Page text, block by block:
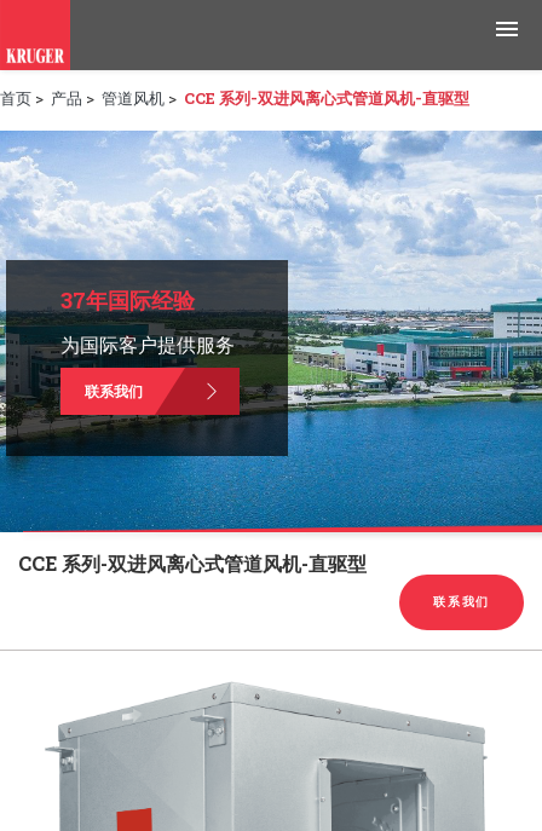
产品
应用领域
工具与资源
新闻媒体
为什么选择科禄格
招聘
联系我们
首页 > 产品 > 管道风机 > CCE 系列-双进风离心式管道风机-直驱型
37年国际经验
为国际客户提供服务
联系我们
CCE 系列-双进风离心式管道风机-直驱型
联系我们